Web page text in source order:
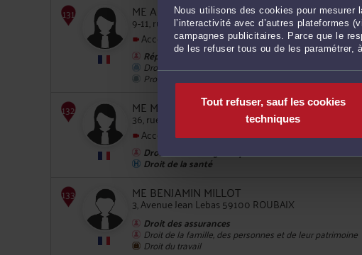
Nous utilisons des cookies pour mesurer
l’interactivité avec d’autres plateformes
campagnes publicitaires. Parce que le
de les refuser tous ou de les paramétrer,
Tout refuser, sauf les cookies
techniques
ME AMÉLIE DOUTERLUINGNE
9-11, rue Léon Trulin 59800 LILLE
Accepte les consultations vidéo
Réparation du préjudice corporel
Droit commercial, des affaires et de la concurrence
Procédure civile
ME MARIE BUREL
36, rue de Thionville 59800 LILLE
Accepte les consultations vidéo
Droit du dommage corporel
Droit de la santé
ME BENJAMIN MILLOT
3, Avenue Jean Lebas 59100 ROUBAIX
Droit des assurances
Droit de la famille, des personnes et de leur patrimoine
Droit du travail